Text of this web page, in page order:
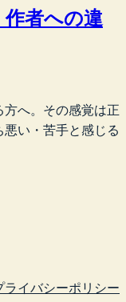
作者への違
方へ。その感覚は正
い・苦手と感じる
ライバシーポリシー